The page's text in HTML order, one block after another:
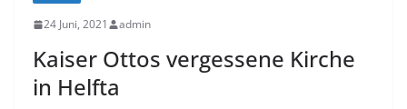
24 Juni, 2021 admin
Kaiser Ottos vergessene Kirche
in Helfta